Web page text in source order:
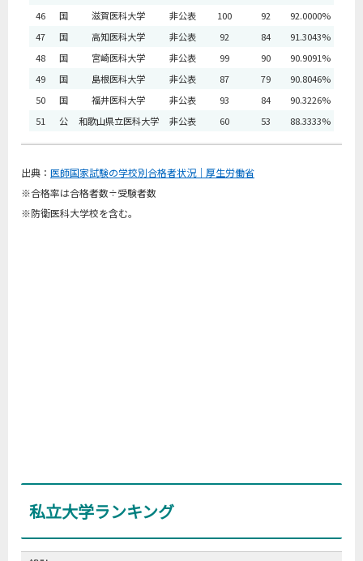
46
国 滋賀医科大学 非公表 100 92
92.0000%
47
国 高知医科大学 非公表 92 84
91.3043%
48
国 宮崎医科大学 非公表 99 90
90.9091%
49
国 島根医科大学 非公表 87 79
90.8046%
50
国 福井医科大学 非公表 93 84
90.3226%
51
公 和歌山県立医科大学 非公表 60 53 88.3333%
出典： 医師国家試験の学校別合格者状況｜厚生労働省
※合格率は合格者数÷受験者数
※防衛医科大学校を含む。
私立大学ランキング